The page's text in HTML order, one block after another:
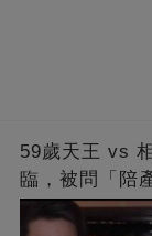
59歲天王 vs
臨，被問「陪
被贊爆